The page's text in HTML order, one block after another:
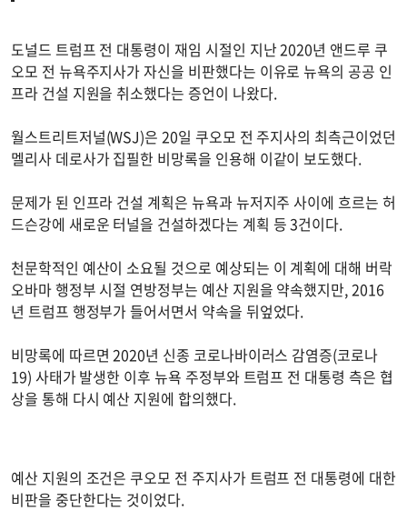
도널드 트럼프 전 대통령이 재임 시절인 지난 2020년 앤드루 쿠
오모 전 뉴욕주지사가 자신을 비판했다는 이유로 뉴욕의 공공 인
프라 건설 지원을 취소했다는 증언이 나왔다.
월스트리트저널(WSJ)은 20일 쿠오모 전 주지사의 최측근이었던
멜리사 데로사가 집필한 비망록을 인용해 이같이 보도했다.
문제가 된 인프라 건설 계획은 뉴욕과 뉴저지주 사이에 흐르는 허
드슨강에 새로운 터널을 건설하겠다는 계획 등 3건이다.
천문학적인 예산이 소요될 것으로 예상되는 이 계획에 대해 버락
오바마 행정부 시절 연방정부는 예산 지원을 약속했지만, 2016
년 트럼프 행정부가 들어서면서 약속을 뒤엎었다.
비망록에 따르면 2020년 신종 코로나바이러스 감염증(코로나
19) 사태가 발생한 이후 뉴욕 주정부와 트럼프 전 대통령 측은 협
상을 통해 다시 예산 지원에 합의했다.
예산 지원의 조건은 쿠오모 전 주지사가 트럼프 전 대통령에 대한
비판을 중단한다는 것이었다.